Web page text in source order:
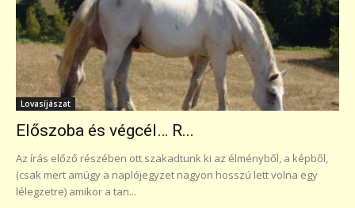
Lovasíjászat
Előszoba és végcél… R...
Az írás előző részében ott szakadtunk ki az élményből, a képből,
(csak mert amúgy a naplójegyzet nagyon hosszú lett volna egy
lélegzetre) amikor a tan...